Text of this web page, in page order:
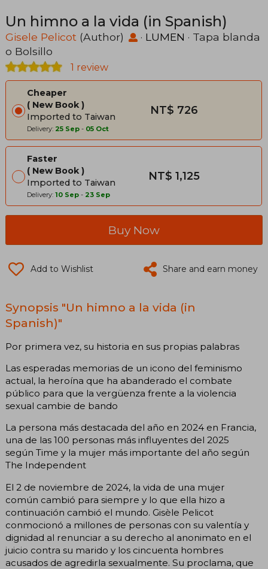
Un himno a la vida (in Spanish)
Gisele Pelicot (Author) · LUMEN · Tapa blanda
o Bolsillo
1 review
Cheaper
New Book
Imported to Taiwan
Delivery: 25 Sep - 05 Oct
NT$ 726
Faster
New Book
Imported to Taiwan
Delivery: 10 Sep - 23 Sep
NT$ 1,125
Buy Now
Add to Wishlist Share and earn money
Synopsis "Un himno a la vida (in
Spanish)"
Por primera vez, su historia en sus propias palabras
Las esperadas memorias de un icono del feminismo
actual, la heroína que ha abanderado el combate
público para que la vergüenza frente a la violencia
sexual cambie de bando
La persona más destacada del año en 2024 en Francia,
una de las 100 personas más influyentes del 2025
según Time y la mujer más importante del año según
The Independent
El 2 de noviembre de 2024, la vida de una mujer
común cambió para siempre y lo que ella hizo a
continuación cambió el mundo. Gisèle Pelicot
conmocionó a millones de personas con su valentía y
dignidad al renunciar a su derecho al anonimato en el
juicio contra su marido y los cincuenta hombres
acusados de agredirla sexualmente. Su proclama, que